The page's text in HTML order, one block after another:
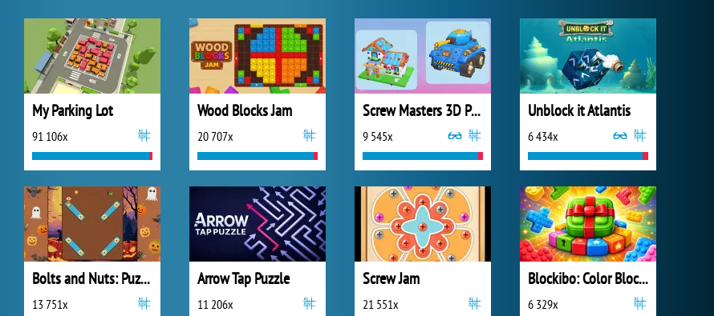
My Parking Lot
91 106x
Wood Blocks Jam
20 707x
Screw Masters 3D Puzzle
9 545x
Unblock it Atlantis
6 434x
Bolts and Nuts: Puzzle
13 751x
Arrow Tap Puzzle
11 206x
Screw Jam
21 551x
Blockibo: Color Blocks
6 329x